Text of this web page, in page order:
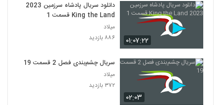
۰۱:۰۷:۲۲
دانلود سریال پادشاه سرزمین 2023
King the Land قسمت 1
میلاد
۸۸۶ بازدید
۰۲:۰۳
سریال چشم‌بندی فصل 2 قسمت 19
میلاد
۳۷۲ بازدید